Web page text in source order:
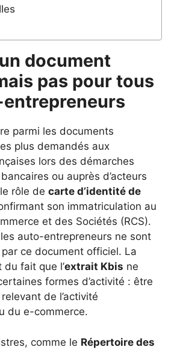
document
pas pour tous
parmi les documents
plus demandés aux
lors des démarches
ou auprès d’acteurs
rôle de carte d’identité de
son immatriculation au
et des Sociétés (RCS).
auto-entrepreneurs ne sont
ce document officiel. La
fait que l’extrait Kbis ne
formes d’activité : être
de l’activité
du e-commerce.
comme le Répertoire des